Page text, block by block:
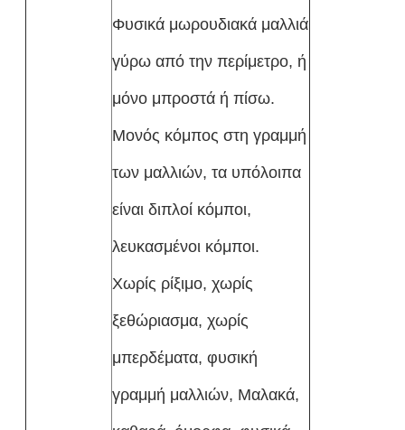
Φυσικά μωρουδιακά μαλλιά
γύρω από την περίμετρο, ή
μόνο μπροστά ή πίσω.
Μονός κόμπος στη γραμμή
των μαλλιών, τα υπόλοιπα
είναι διπλοί κόμποι,
λευκασμένοι κόμποι.
Χωρίς ρίξιμο, χωρίς
ξεθώριασμα, χωρίς
μπερδέματα, φυσική
γραμμή μαλλιών, Μαλακά,